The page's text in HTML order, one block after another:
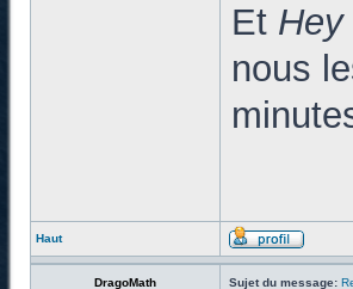
Et Hey
nous
Haut
DragoMath Sujet du message: